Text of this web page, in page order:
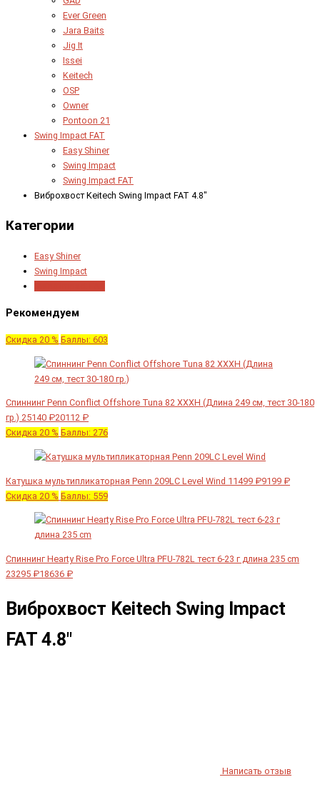
Ever Green
Jara Baits
Jig It
Issei
Keitech
OSP
Owner
Pontoon 21
Swing Impact FAT
Easy Shiner
Swing Impact
Swing Impact FAT
Виброхвост Keitech Swing Impact FAT 4.8"
Категории
Easy Shiner
Swing Impact
Рекомендуем
Скидка 20 % Баллы: 603
Спиннинг Penn Conflict Offshore Tuna 82 XXXH (Длина 249 см, тест 30-180
гр.) 25140 ₽20112 ₽
Скидка 20 % Баллы: 276
Катушка мультипликаторная Penn 209LC Level Wind 11499 ₽9199 ₽
Скидка 20 % Баллы: 559
Спиннинг Hearty Rise Pro Force Ultra PFU-782L тест 6-23 г длина 235 cm
23295 ₽18636 ₽
Виброхвост Keitech Swing Impact
FAT 4.8"
Написать отзыв